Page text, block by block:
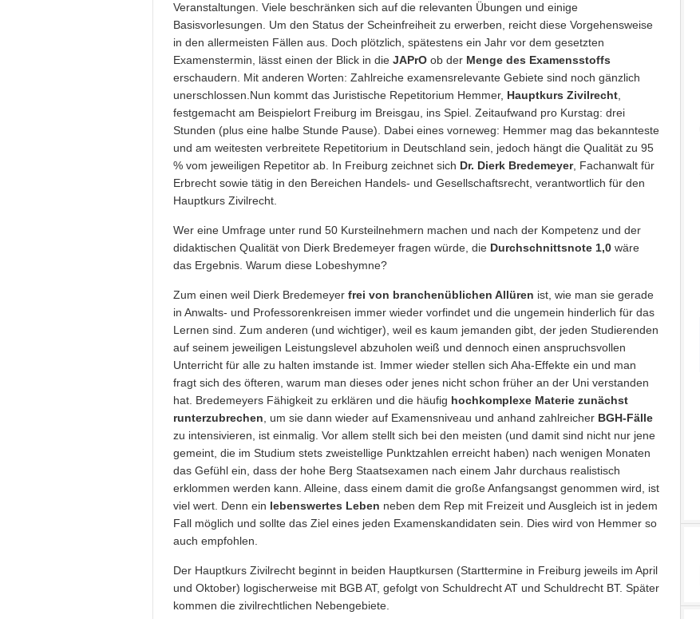
Veranstaltungen. Viele beschränken sich auf die relevanten Übungen und einige
Basisvorlesungen. Um den Status der Scheinfreiheit zu erwerben, reicht diese Vorgehensweise
in den allermeisten Fällen aus. Doch plötzlich, spätestens ein Jahr vor dem gesetzten
Examenstermin, lässt einen der Blick in die JAPrO ob der Menge des Examensstoffs
erschaudern. Mit anderen Worten: Zahlreiche examensrelevante Gebiete sind noch gänzlich
unerschlossen. Nun kommt das Juristische Repetitorium Hemmer, Hauptkurs Zivilrecht
festgemacht am Beispielort Freiburg im Breisgau, ins Spiel. Zeitaufwand pro Kurstag: drei
Stunden (plus eine halbe Stunde Pause). Dabei eines vorneweg: Hemmer mag das bekannteste
und am weitesten verbreitete Repetitorium in Deutschland sein, jedoch hängt die Qualität zu 95
% vom jeweiligen Repetitor ab. In Freiburg zeichnet sich Dr. Dierk Bredemeyer, Fachanwalt für
Erbrecht sowie tätig in den Bereichen Handels- und Gesellschaftsrecht, verantwortlich für den
Hauptkurs Zivilrecht.
Wer eine Umfrage unter rund 50 Kursteilnehmern machen und nach der Kompetenz und der
didaktischen Qualität von Dierk Bredemeyer fragen würde, die Durchschnittsnote 1,0 wäre
das Ergebnis. Warum diese Lobeshymne?
Zum einen weil Dierk Bredemeyer frei von branchenüblichen Allüren ist, wie man sie gerade
in Anwalts- und Professorenkreisen immer wieder vorfindet und die ungemein hinderlich für das
Lernen sind. Zum anderen (und wichtiger), weil es kaum jemanden gibt, der jeden Studierenden
auf seinem jeweiligen Leistungslevel abzuholen weiß und dennoch einen anspruchsvollen
Unterricht für alle zu halten imstande ist. Immer wieder stellen sich Aha-Effekte ein und man
fragt sich des öfteren, warum man dieses oder jenes nicht schon früher an der Uni verstanden
hat. Bredemeyers Fähigkeit zu erklären und die häufig hochkomplexe Materie zunächst
runterzubrechen , um sie dann wieder auf Examensniveau und anhand zahlreicher BGH-Fälle
zu intensivieren, ist einmalig. Vor allem stellt sich bei den meisten (und damit sind nicht nur jene
gemeint, die im Studium stets zweistellige Punktzahlen erreicht haben) nach wenigen Monaten
das Gefühl ein, dass der hohe Berg Staatsexamen nach einem Jahr durchaus realistisch
erklommen werden kann. Alleine, dass einem damit die große Anfangsangst genommen wird, ist
viel wert. Denn ein lebenswertes Leben neben dem Rep mit Freizeit und Ausgleich ist in jedem
Fall möglich und sollte das Ziel eines jeden Examenskandidaten sein. Dies wird von Hemmer so
auch empfohlen.
Der Hauptkurs Zivilrecht beginnt in beiden Hauptkursen (Starttermine in Freiburg jeweils im April
und Oktober) logischerweise mit BGB AT, gefolgt von Schuldrecht AT und Schuldrecht BT. Später
kommen die zivilrechtlichen Nebengebiete.